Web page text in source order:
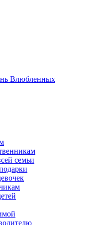
Влюбленных
семьи